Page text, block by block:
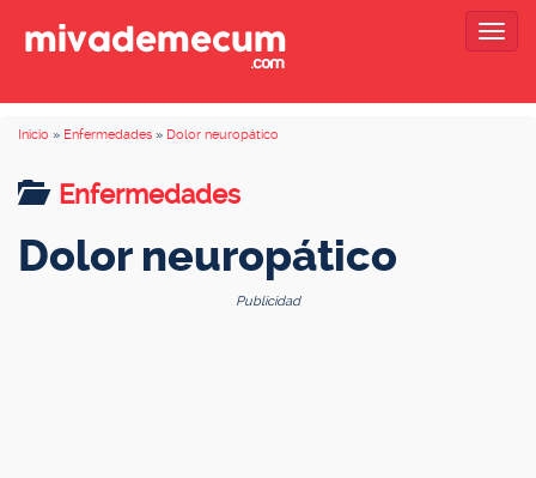
Inicio » Enfermedades » Dolor neuropático
Enfermedades
Dolor neuropático
Publicidad